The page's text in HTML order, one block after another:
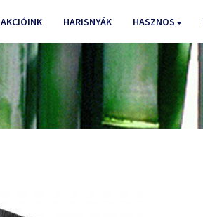
AKCIÓINK HARISNYÁK HASZNOS